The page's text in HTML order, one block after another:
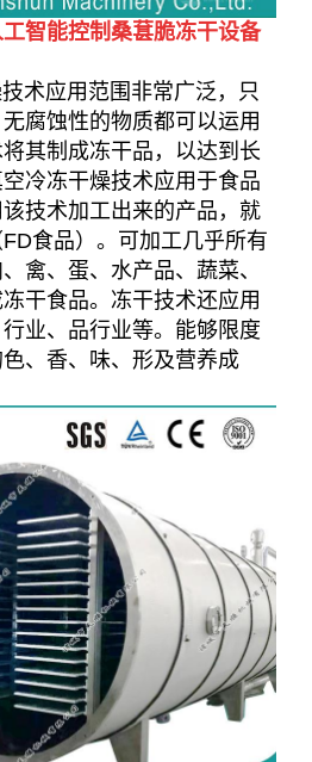
智能控制桑葚脆冻干设备
应用范围非常广泛，只
腐蚀性的物质都可以运用
其制成冻干品，以达到长
冷冻干燥技术应用于食品
技术加工出来的产品，就
食品）。可加工几乎所有
禽、蛋、水产品、蔬菜、
干食品。冻干技术还应用
业、品行业等。能够限度
、香、味、形及营养成